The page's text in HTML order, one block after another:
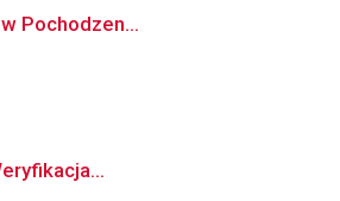
Pochodzen...